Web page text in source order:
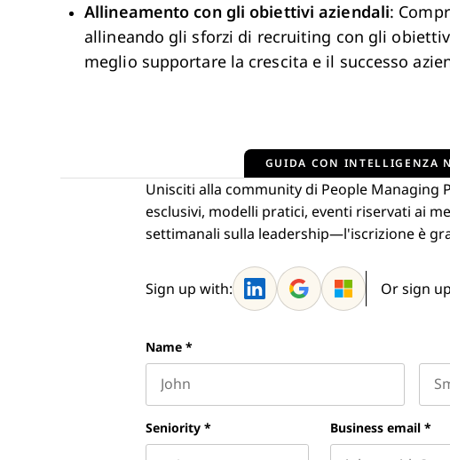
Allineamento con gli obiettivi aziendali:
allineando gli sforzi di recruiting con gli
meglio supportare la crescita e il successo
GUIDA CON INTELLIGENZA
Unisciti alla community di People Managing
esclusivi, modelli pratici, eventi riservati ai
settimanali sulla leadership—l'iscrizione è
Sign up with: Or sign
Name *
Seniority * Business email *